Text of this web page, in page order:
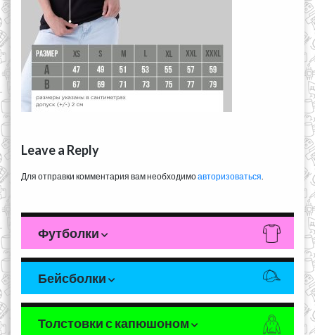
Leave a Reply
Для отправки комментария вам необходимоавторизоваться
Футболки
Бейсболки
Толстовки с капюшоном